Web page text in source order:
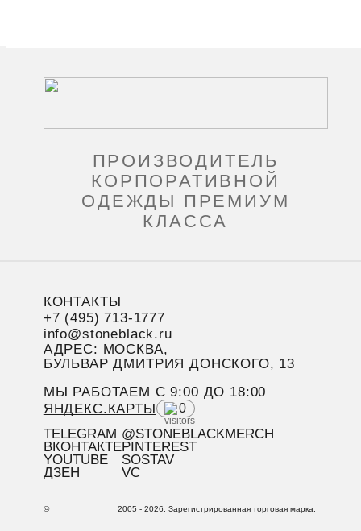
ПРОИЗВОДИТЕЛЬ
КОРПОРАТИВНОЙ
ОДЕЖДЫ ПРЕМИУМ
КЛАССА
КОНТАКТЫ
+7 (495) 713-1777
info@stoneblack.ru
АДРЕС: МОСКВА,
БУЛЬВАР ДМИТРИЯ ДОНСКОГО, 13
МЫ РАБОТАЕМ C 9:00 ДО 18:00
ЯНДЕКС.КАРТЫ
0
TELEGRAM
ВКОНТАКТЕ
YOUTUBE
ДЗЕН
@STONEBLACKMERCH
PINTEREST
SOSTAV
VC
© 2005 - 2026. Зарегистрированная торговая марка.